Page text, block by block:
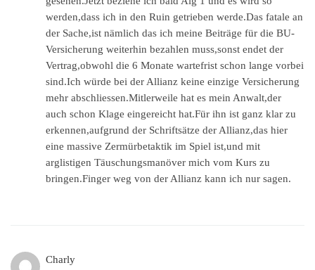
werden,dass ich in den Ruin getrieben werde.Das fatale an
der Sache,ist nämlich das ich meine Beiträge für die BU-
Versicherung weiterhin bezahlen muss,sonst endet der
Vertrag,obwohl die 6 Monate wartefrist schon lange vorbei
sind.Ich würde bei der Allianz keine einzige Versicherung
mehr abschliessen.Mitlerweile hat es mein Anwalt,der
auch schon Klage eingereicht hat.Für ihn ist ganz klar zu
erkennen,aufgrund der Schriftsätze der Allianz,das hier
eine massive Zermürbetaktik im Spiel ist,und mit
arglistigen Täuschungsmanöver mich vom Kurs zu
bringen.Finger weg von der Allianz kann ich nur sagen.
Charly